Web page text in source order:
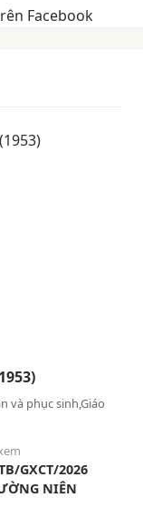
và phục sinh,Giáo
GXCT/2026
NIÊN